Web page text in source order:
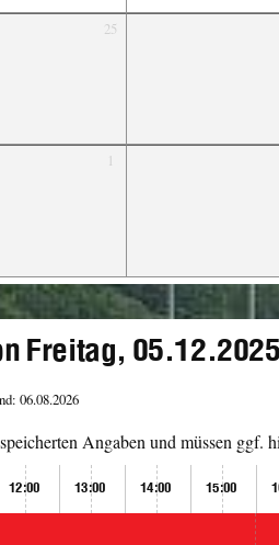
25
1
Freitag, 05.12.2025
06.08.2026
Angaben und müssen ggf.
12:00 13:00 14:00 15:00